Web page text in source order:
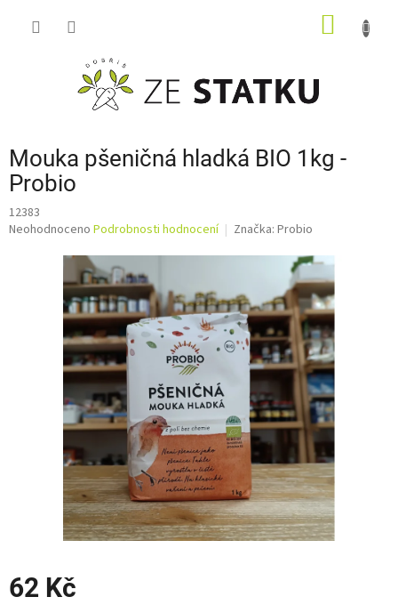
Mouka pšeničná hladká BIO 1kg -
Probio
12383
Průměrné
hvězdiček.
Neohodnoceno Podrobnosti hodnocení Značka: Probio
62 Kč